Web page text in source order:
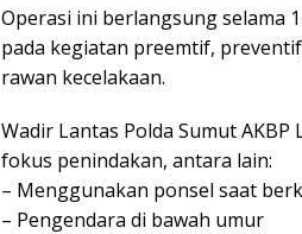
Operasi ini berlangsung selama
pada kegiatan preemtif,
rawan kecelakaan.
Wadir Lantas Polda Sumut
fokus penindakan, antara lain:
– Menggunakan ponsel saat
– Pengendara di bawah umur